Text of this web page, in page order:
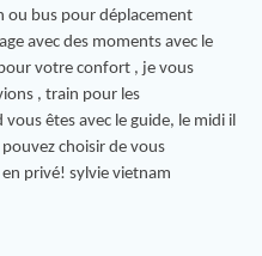
ou bus pour déplacement
avec des moments avec le
votre confort , je vous
, train pour les
êtes avec le guide, le midi il
choisir de vous
privé! sylvie vietnam